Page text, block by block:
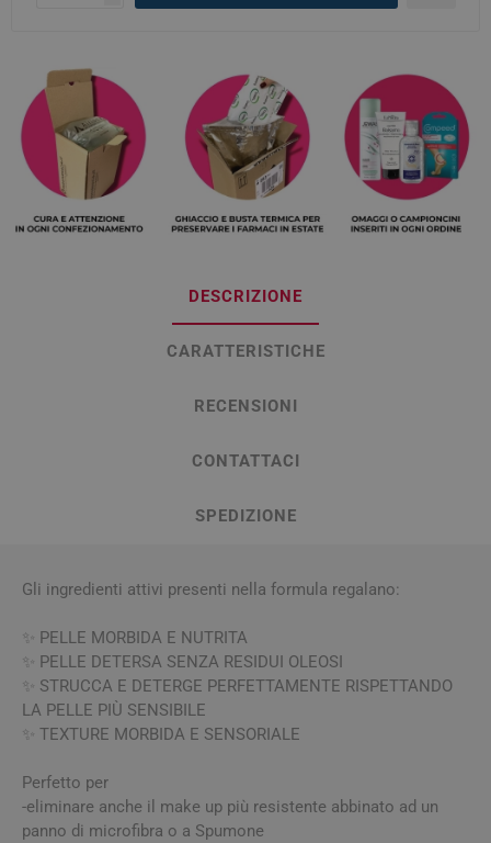
DESCRIZIONE
CARATTERISTICHE
RECENSIONI
CONTATTACI
SPEDIZIONE
Gli ingredienti attivi presenti nella formula regalano:
✨ PELLE MORBIDA E NUTRITA
✨ PELLE DETERSA SENZA RESIDUI OLEOSI
✨ STRUCCA E DETERGE PERFETTAMENTE RISPETTANDO
LA PELLE PIÙ SENSIBILE
✨ TEXTURE MORBIDA E SENSORIALE
Perfetto per
-eliminare anche il make up più resistente abbinato ad un
panno di microfibra o a Spumone